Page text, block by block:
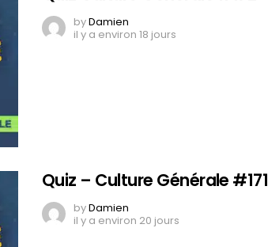
byDamien
il y a environ 18 jours
Quiz – Culture Générale #171
byDamien
il y a environ 20 jours